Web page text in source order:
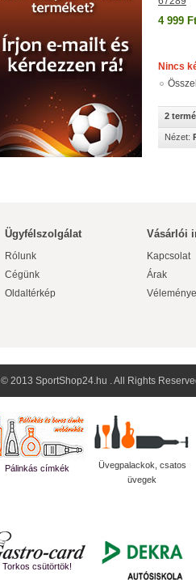
4 999 Ft
Nincs
2
Nézet:
Ügyfélszolgálat
Rólunk
Cégünk
Oldaltérkép
Vásárlói
Kapcsolat
Árak
© 2013 SportShop24.hu . All Rights
Pálinkás címkék
Üvegpalackok, csatos
üvegek
Torkos csütörtök!